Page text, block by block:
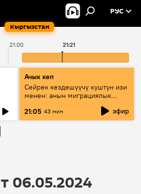
Кыргызстан
РУС
21:00 21:21
Ачык кеп
Сейрек кездешүүчү куштун изи
менен: анын миграциялык
жолу эмнеден кабар берет?
21:05 43 мин эфир
06.05.2024